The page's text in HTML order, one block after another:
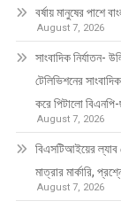
বর্ষায় মানুষের পাশে
August 7, 2026
সাংবাদিক নির্যাতন-
টেলিভিশনের
করে পিটালো
August 7, 2026
বিএসটিআইয়ের ল্যাব
মাত্রার মার্কারি,
August 7, 2026